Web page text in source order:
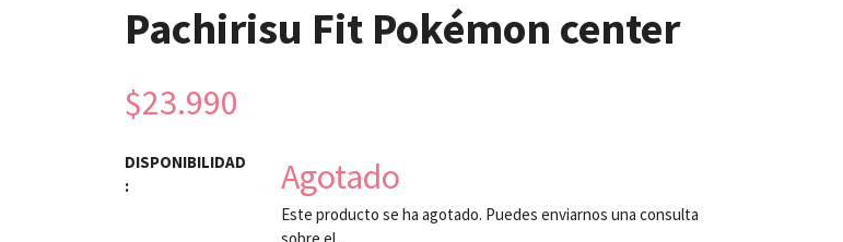
Pachirisu Fit Pokémon center
$23.990
DISPONIBILIDAD
:
Agotado
Este producto se ha agotado. Puedes enviarnos una consulta